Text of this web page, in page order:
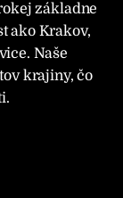
základne
ako Krakov,
Naše
krajiny, čo